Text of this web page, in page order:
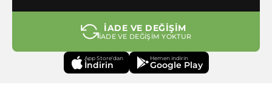
İADE VE DEĞİŞİM
İADE VE DEĞİŞİM YOKTUR
App Store'dan
İndirin
Hemen indirin
Google Play